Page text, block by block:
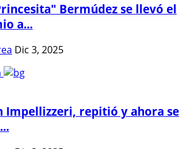
Bermúdez se llevó el
a...
Dic 3, 2025
Impellizzeri, repitió y ahora se